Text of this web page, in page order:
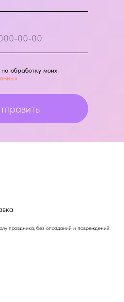
обработку моих
праздника, без опозданий и повреждений.